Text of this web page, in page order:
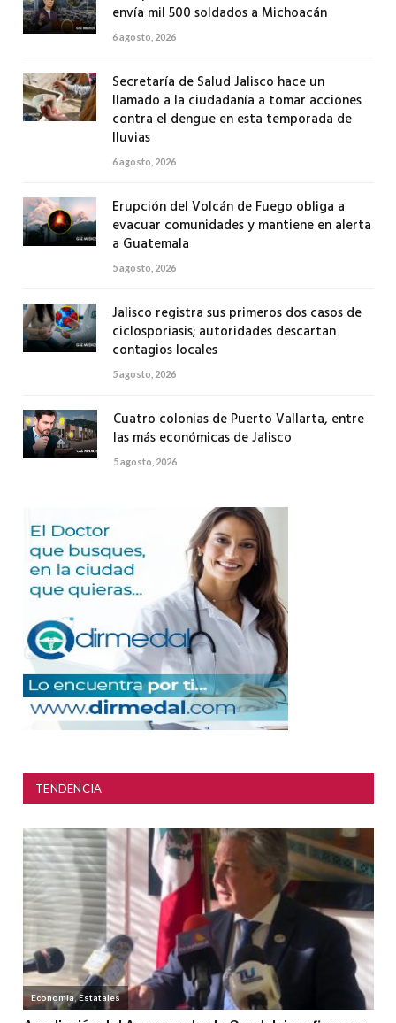
envía mil 500 soldados a Michoacán
6 agosto, 2026
Secretaría de Salud Jalisco hace un
llamado a la ciudadanía a tomar acciones
contra el dengue en esta temporada de
lluvias
6 agosto, 2026
Erupción del Volcán de Fuego obliga a
evacuar comunidades y mantiene en alerta
a Guatemala
5 agosto, 2026
Jalisco registra sus primeros dos casos de
ciclosporiasis; autoridades descartan
contagios locales
5 agosto, 2026
Cuatro colonias de Puerto Vallarta, entre
las más económicas de Jalisco
5 agosto, 2026
TENDENCIA